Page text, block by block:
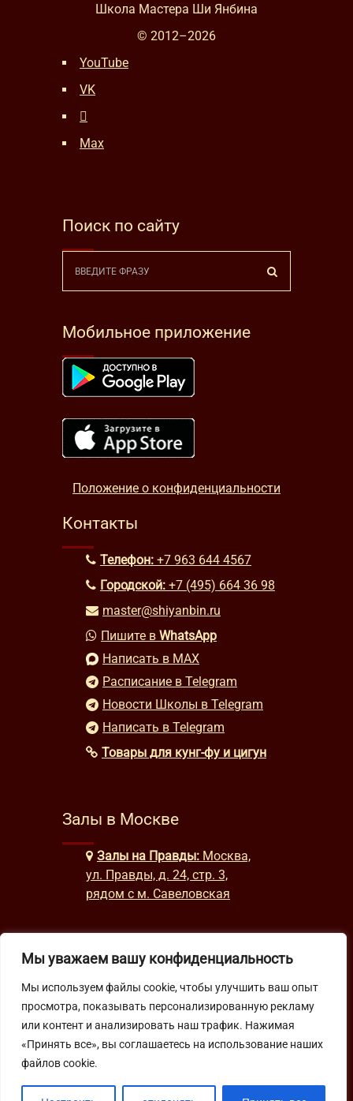
Мы уважаем вашу конфиденциальность
Мы используем файлы cookie, чтобы улучшить ваш опыт
просмотра, показывать персонализированную рекламу
или контент и анализировать наш трафик. Нажимая
«Принять все», вы соглашаетесь на использование наших
файлов cookie.
Школа Мастера Ши Янбина
© 2012–2026
YouTube
VK
Max
Поиск по сайту
Мобильное приложение
Положение о конфиденциальности
Контакты
Телефон: +7 963 644 4567
Городской: +7 (495) 664 36 98
master@shiyanbin.ru
Пишите в WhatsApp
Написать в MAX
Расписание в Telegram
Новости Школы в Telegram
Написать в Telegram
Товары для кунг-фу и цигун
Залы в Москве
Залы на Правды: Москва,
ул. Правды, д. 24, стр. 3,
рядом с м. Савеловская
Часы работы
будни: с 9:00 до 22:00
выходные: с 10:00 до 19:30
Подпишитесь на нашу рассылку